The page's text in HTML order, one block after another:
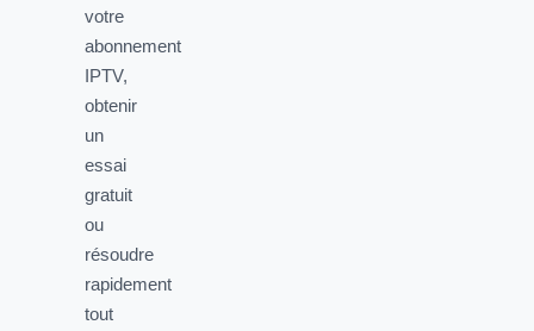
votre
abonnement
IPTV,
obtenir
un
essai
gratuit
ou
résoudre
rapidement
tout